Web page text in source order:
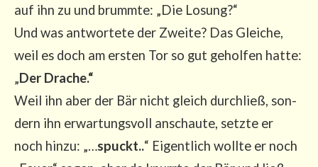
auf ihn zu und brumm­te: „Die Losung?“
Und was ant­wor­te­te der Zwei­te? Das Glei­che,
weil es doch am ers­ten Tor so gut gehol­fen hat­te:
„Der Dra­che.“
Weil ihn aber der Bär nicht gleich durch­ließ, son­
dern ihn erwar­tungs­voll anschau­te, setz­te er
noch hin­zu: „…spuckt..“ Eigent­lich woll­te er noch